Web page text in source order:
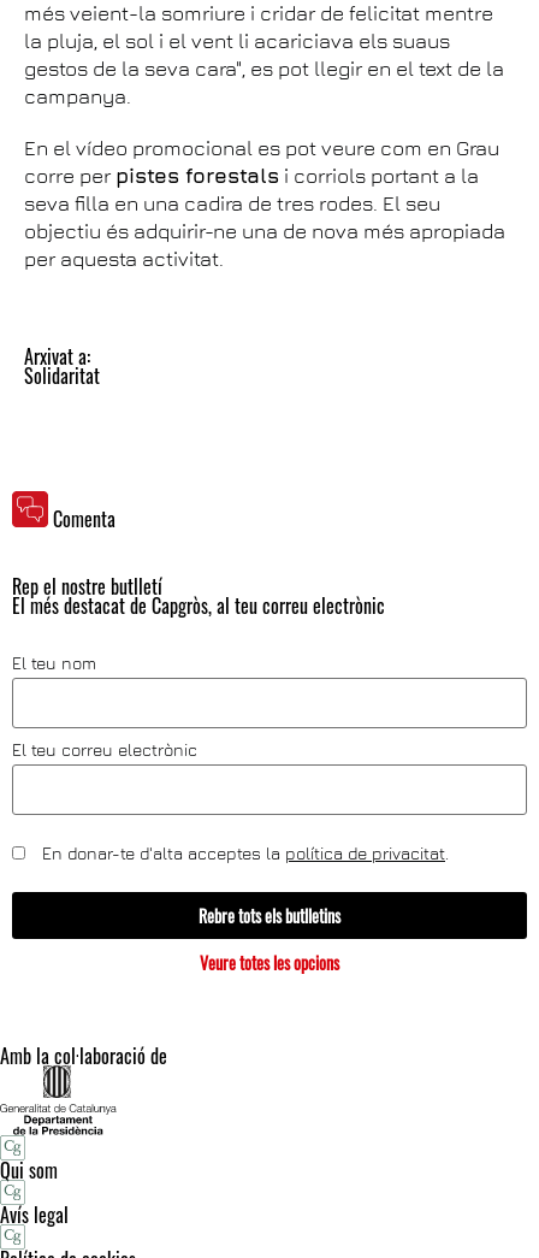
més veient-la somriure i cridar de felicitat mentre
la pluja, el sol i el vent li acariciava els suaus
gestos de la seva cara", es pot llegir en el text de la
campanya.
En el vídeo promocional es pot veure com en Grau
corre per pistes forestals i corriols portant a la
seva filla en una cadira de tres rodes. El seu
objectiu és adquirir-ne una de nova més apropiada
per aquesta activitat.
Arxivat a:
Solidaritat
Comenta
Rep el nostre butlletí
El més destacat de Capgròs, al teu correu electrònic
El teu nom
El teu correu electrònic
En donar-te d'alta acceptes la política de privacitat.
Rebre tots els butlletins
Veure totes les opcions
Amb la col·laboració de
Qui som
Avís legal